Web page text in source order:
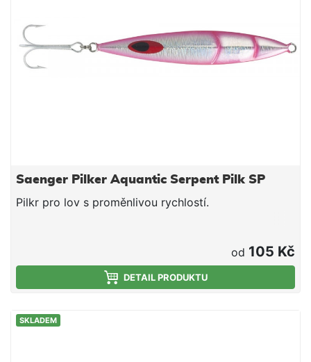
Saenger Pilker Aquantic Serpent Pilk SP
Pilkr pro lov s proměnlivou rychlostí.
od 105 Kč
DETAIL PRODUKTU
SKLADEM